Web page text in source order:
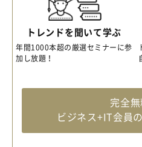
トレンドを聞いて学ぶ
年間1000本超の厳選セミナーに参
加し放題！
完全
ビジネス+IT会員